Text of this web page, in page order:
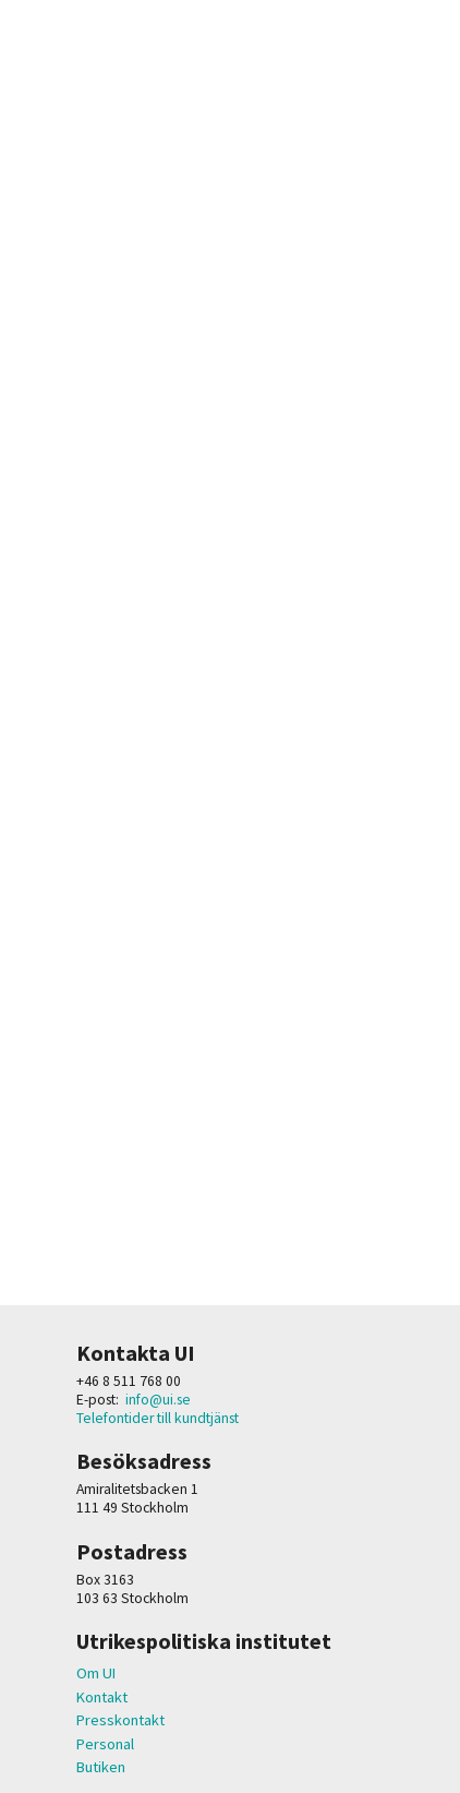
Kontakta UI
+46 8 511 768 00
E-post: info@ui.se
Telefontider till kundtjänst
Besöksadress
Amiralitetsbacken 1
111 49 Stockholm
Postadress
Box 3163
103 63 Stockholm
Utrikespolitiska institutet
Om UI
Kontakt
Presskontakt
Personal
Butiken